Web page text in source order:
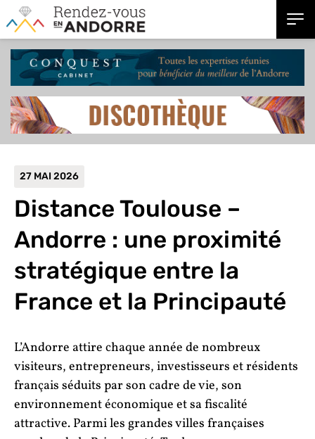
27 MAI 2026
Distance Toulouse –
Andorre : une proximité
stratégique entre la
France et la Principauté
L’Andorre attire chaque année de nombreux
visiteurs, entrepreneurs, investisseurs et résidents
français séduits par son cadre de vie, son
environnement économique et sa fiscalité
attractive. Parmi les grandes villes françaises